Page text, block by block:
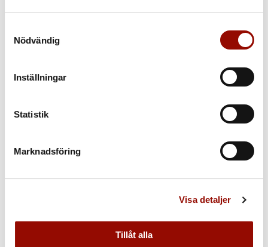
Nödvändig
Inställningar
Statistik
Marknadsföring
Visa detaljer
Tillåt alla
KVALITETSAUKTION 12 OKTOBER 2021